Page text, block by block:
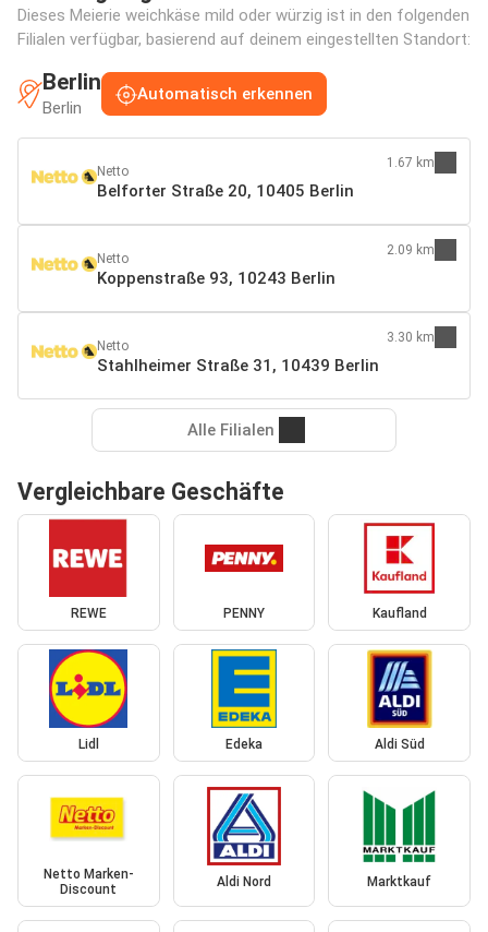
Dieses Meierie weichkäse mild oder würzig ist in den folgenden
Filialen verfügbar, basierend auf deinem eingestellten Standort:
Berlin
Berlin
Automatisch erkennen
Netto
Belforter Straße 20, 10405 Berlin
1.67 km
Netto
Koppenstraße 93, 10243 Berlin
2.09 km
Netto
Stahlheimer Straße 31, 10439 Berlin
3.30 km
Alle Filialen
Vergleichbare Geschäfte
REWE PENNY Kaufland
Lidl Edeka Aldi Süd
Netto Marken-
Discount
Aldi Nord Marktkauf